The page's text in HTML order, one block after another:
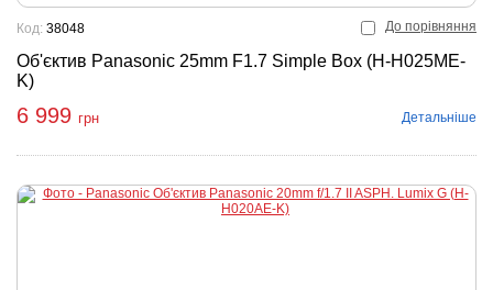
До порівняння
Об'єктив Panasonic 25mm F1.7 Simple Box (H-H025ME-
K)
Код: 38048
6 999 грн Детальніше